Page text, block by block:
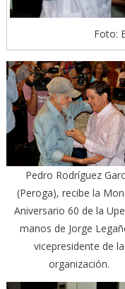
Foto:
Pedro Rodríguez
(Peroga), recibe la
Aniversario 60 de la
manos de Jorge
vicepresidente de la
organización.